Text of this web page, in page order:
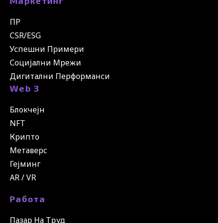
ПР
CSR/ESG
Успешни Примери
Социјални Мрежи
Дигитални Перформанси
Web 3
Блокчејн
NFT
Крипто
Метаверс
Гејминг
AR / VR
Работа
Пазар На Труд